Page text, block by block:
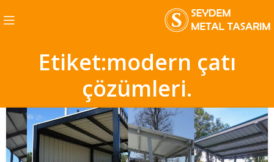
Etiket:modern çatı
çözümleri.